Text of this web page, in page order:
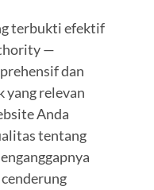
terbukti efektif
—
dan
relevan
Anda
tentang